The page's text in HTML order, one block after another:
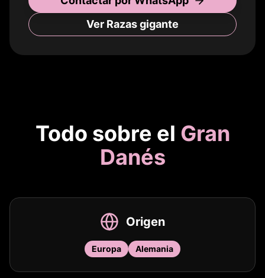
Ver Razasgigante
Todo sobre el Gran
Danés
Origen
Europa Alemania